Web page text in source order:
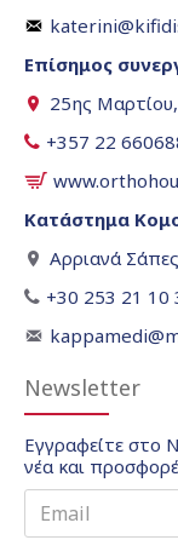
Επίσημος
25ης
+357 22
Κατάστημα
Αρριανά
+30 253 21 10
Newsletter
Εγγραφείτε στο
νέα και